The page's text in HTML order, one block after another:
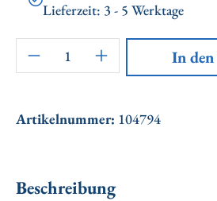
Lieferzeit: 3 - 5 Werktage
Artikel Anzahl: Gib den
In
Artikelnummer: 104794
Beschreibung